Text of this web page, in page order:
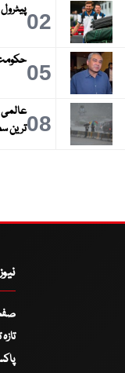
02
05
08ترین